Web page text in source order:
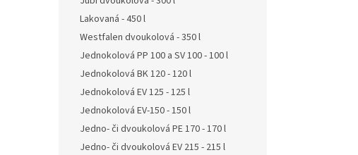
Lakovaná - 450 l
Westfalen dvoukolová - 350 l
Jednokolová PP 100 a SV 100 - 100 l
Jednokolová BK 120 - 120 l
Jednokolová EV 125 - 125 l
Jednokolová EV-150 - 150 l
Jedno- či dvoukolová PE 170 - 170 l
Jedno- či dvoukolová EV 215 - 215 l